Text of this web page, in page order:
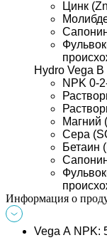
Цинк
Hydro Vega B
NPK 0-
Магний
Сера
Бетаин
Информация о
Vega А NPK: